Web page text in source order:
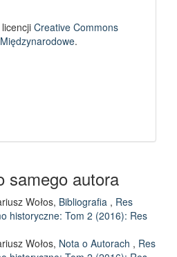
Creative Commons
.
samego autora
Wołos, Bibliografia , Res
historyczne: Tom 2 (2016): Res
Wołos, Nota o Autorach , Res